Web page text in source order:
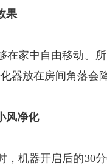
果
家中自由移动。所
器放在房间角落
净化
机器开启后的30分